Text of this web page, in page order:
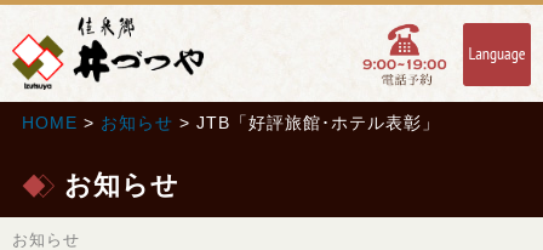
HOME > お知らせ > JTB「好評旅館･ホテル表彰」
お知らせ
お知らせ